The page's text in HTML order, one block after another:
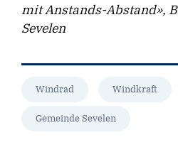
mit Anstands-Abstand»,
Sevelen
Windrad Windkraft
Gemeinde Sevelen